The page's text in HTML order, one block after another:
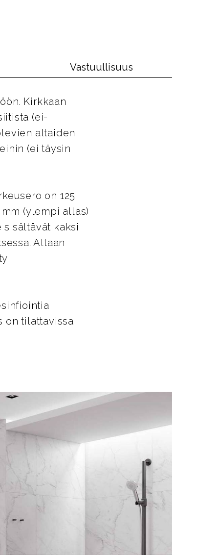
Vastuullisuus
Kirkkaan
(ei-
altaiden
(ei täysin
on 125
(ylempi allas)
sisältävät kaksi
Altaan
on tilattavissa